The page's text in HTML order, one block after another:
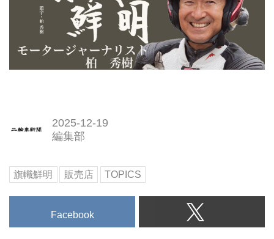
2025-12-19
編集部
旗幟鮮明 販売店 TOPICS
Facebook